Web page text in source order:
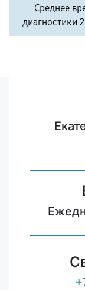
Среднее
диагностики